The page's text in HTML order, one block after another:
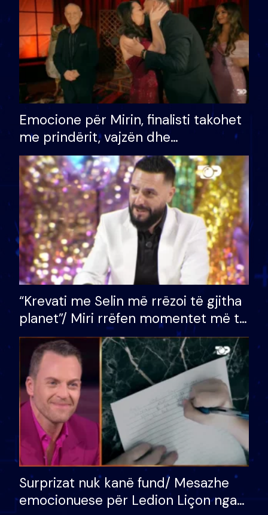
Emocione për Mirin, finalisti takohet
me prindërit, vajzën dhe
bashkëshorten: S’kemi ndonjë letër
divorci apo jo?
“Krevati me Selin më rrëzoi të gjitha
planet”/ Miri rrëfen momentet më të
bukura në shtëpinë e BB VIP: Do më
mungojë zilja e mëngjesit kur…
Surprizat nuk kanë fund/ Mesazhe
emocionuese për Ledion Liçon nga